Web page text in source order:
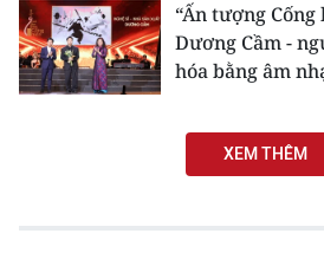
“Ấn tượng
Dương Cầm -
hóa bằng âm
XEM THÊM